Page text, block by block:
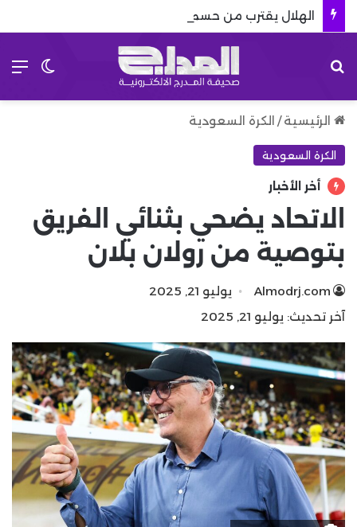
الرئيسية / الكرة السعودية
الكرة السعودية
أخر الأخبار
الاتحاد يضحي بثنائي الفريق
بتوصية من رولان بلان
Almodrj.com
يوليو 21, 2025
آخر تحديث: يوليو 21, 2025